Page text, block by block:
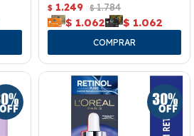
$ 1.249 $ 1.784
$ 1.062 $ 1.062